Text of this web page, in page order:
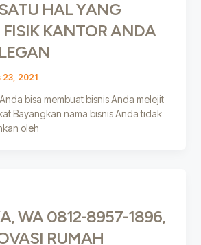
HAL YANG
KANTOR ANDA
2021
bisa membuat bisnis Anda melejit
Bayangkan nama bisnis Anda tidak
oleh
WA 0812-8957-1896,
RUMAH